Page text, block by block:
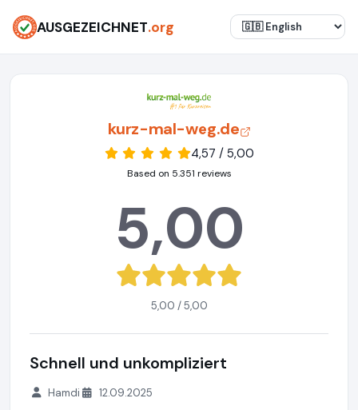
AUSGEZEICHNET.org
kurz-mal-weg.de
4,57 / 5,00
Based on 5.351 reviews
5,00
5,00 / 5,00
Schnell und unkompliziert
Hamdi 12.09.2025